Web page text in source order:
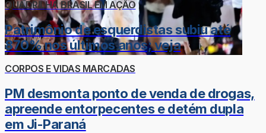
QUADRILHA BRASIL EM AÇÃO
Patrimônio de esquerdistas subiu até
870% nos últimos anos; veja
CORPOS E VIDAS MARCADAS
PM desmonta ponto de venda de drogas,
apreende entorpecentes e detém dupla
em Ji-Paraná